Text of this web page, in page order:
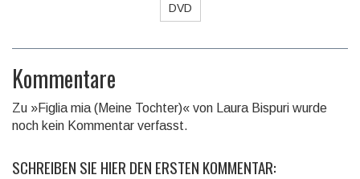
DVD
Kommentare
Zu »Figlia mia (Meine Tochter)« von Laura Bispuri wurde
noch kein Kommentar verfasst.
SCHREIBEN SIE HIER DEN ERSTEN KOMMENTAR: